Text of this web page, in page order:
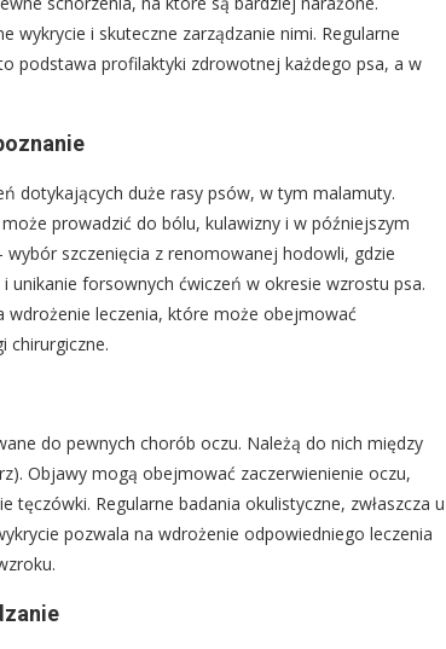
i skuteczne zarządzanie nimi. Regularne
podstawa profilaktyki zdrowotnej każdego psa, a w
dotykających duże rasy psów, w tym malamuty.
prowadzić do bólu, kulawizny i w późniejszym
szczenięcia z renomowanej hodowli, gdzie
forsownych ćwiczeń w okresie wzrostu psa.
wdrożenie leczenia, które może obejmować
chirurgiczne.
do pewnych chorób oczu. Należą do nich między
Objawy mogą obejmować zaczerwienienie oczu,
tęczówki. Regularne badania okulistyczne, zwłaszcza u
pozwala na wdrożenie odpowiedniego leczenia